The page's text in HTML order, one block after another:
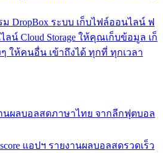
DropBox ระบบ เก็บไฟล์ออนไลน์ ฟ
น์ Cloud Storage ให้คุณเก็บข้อมูล เก็
ให้คนอื่น เข้าถึงได้ ทุกที่ ทุกเวลา
านผลบอลสดภาษาไทย จากลีกฟุตบอล
แอปฯ รายงานผลบอลสดรวดเร็ว